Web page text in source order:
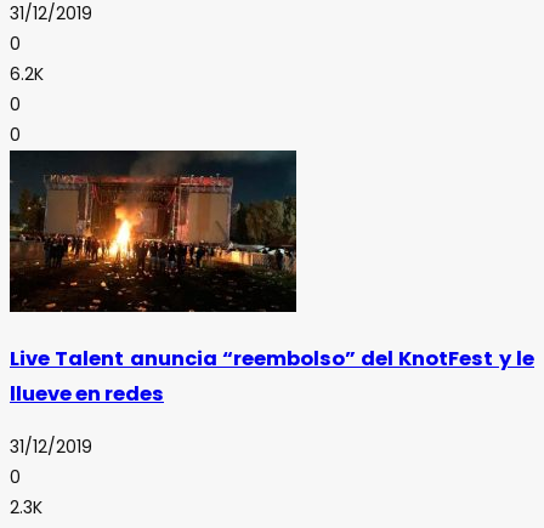
31/12/2019
0
6.2K
0
0
Live Talent anuncia “reembolso” del KnotFest y le
llueve en redes
31/12/2019
0
2.3K